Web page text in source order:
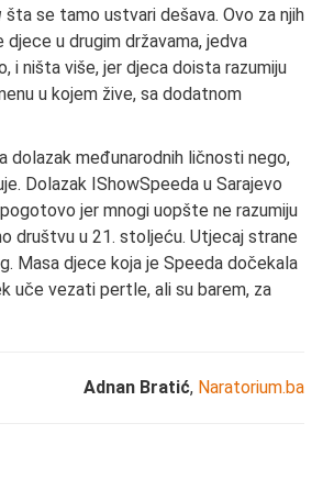
šta se tamo ustvari dešava. Ovo za njih
u drugim državama, jedva
i ništa više, jer djeca doista razumiju
u kojem žive, sa dodatnom
dolazak međunarodnih ličnosti nego,
Dolazak IShowSpeeda u Sarajevo
jer mnogi uopšte ne razumiju
društvu u 21. stoljeću. Utjecaj strane
Masa djece koja je Speeda dočekala
uče vezati pertle, ali su barem, za
Adnan Bratić, Naratorium.ba